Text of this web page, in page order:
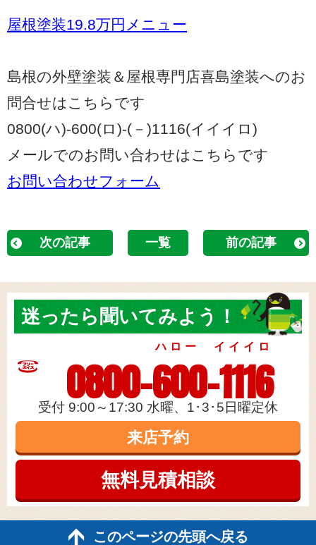
屋根塗装19.8万円メニュー
島根の外壁塗装＆屋根専門店喜島塗装へのお
問合せはこちらです
0800(ハ)-600(ロ)-(－)1116(イイイロ)
メールでのお問い合わせはこちらです
お問い合わせフォーム
次の記事 一覧 前の記事
迷ったら 聞いてみよう！
0800-600-1116
ハロー イイイロ
受付 9:00～17:30 水曜、1･3･5日曜定休
来店予約
無料見積相談
このページの先頭へ戻る